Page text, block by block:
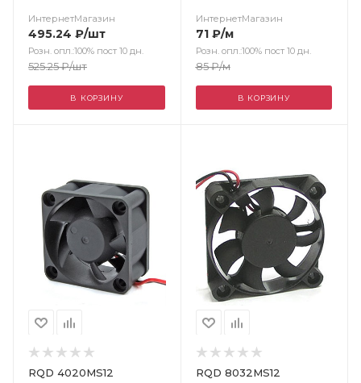
ИнтернетМагазин
495.24 ₽/шт
Розн. опл.:100% пост 10 дн.
525.25₽/шт
В КОРЗИНУ
ИнтернетМагазин
71₽/м
Розн. опл.:100% пост 10 дн.
85₽/м
В КОРЗИНУ
RQD 4020MS12 RQD 8032MS12